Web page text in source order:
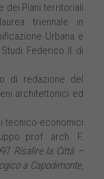
dei Piani territoriali
triennale in
Urbana e
Federico II di
di redazione del
architettonici ed
tecnico-economici
prof. arch. F.
Risalire la Città –
a Capodimonte,